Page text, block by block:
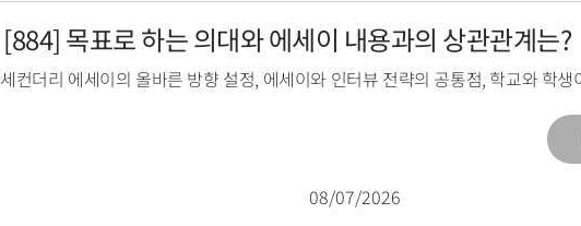
[884] 목표로 하는 의대와 에세이 내용과의 상관관계는?
세컨더리 에세이의 올바른 방향 설정, 에세이와 인터뷰 전략의 공통점, 학교와 학생
08/07/2026